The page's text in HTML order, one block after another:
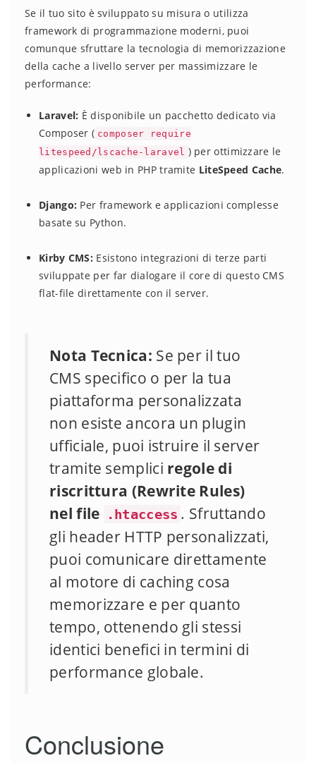
Se il tuo sito è sviluppato su misura o utilizza
framework di programmazione moderni, puoi
comunque sfruttare la tecnologia di memorizzazione
della cache a livello server per massimizzare le
performance:
Laravel: È disponibile un pacchetto dedicato via
Composer ( composer require
litespeed/lscache-laravel ) per ottimizzare le
applicazioni web in PHP tramite LiteSpeed Cache.
Django: Per framework e applicazioni complesse
basate su Python.
Kirby CMS: Esistono integrazioni di terze parti
sviluppate per far dialogare il core di questo CMS
flat-file direttamente con il server.
Nota Tecnica: Se per il tuo
CMS specifico o per la tua
piattaforma personalizzata
non esiste ancora un plugin
ufficiale, puoi istruire il server
tramite semplici regole di
riscrittura (Rewrite Rules)
nel file
.htaccess . Sfruttando
gli header HTTP personalizzati,
puoi comunicare direttamente
al motore di caching cosa
memorizzare e per quanto
tempo, ottenendo gli stessi
identici benefici in termini di
performance globale.
Conclusione